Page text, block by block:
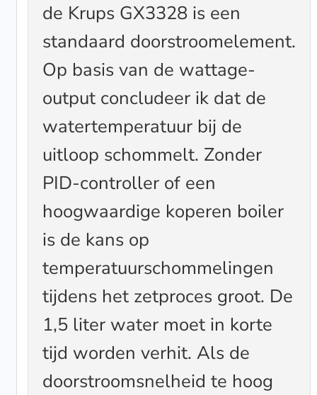
de Krups GX3328 is een
standaard doorstroomelement.
Op basis van de wattage-
output concludeer ik dat de
watertemperatuur bij de
uitloop schommelt. Zonder
PID-controller of een
hoogwaardige koperen boiler
is de kans op
temperatuurschommelingen
tijdens het zetproces groot. De
1,5 liter water moet in korte
tijd worden verhit. Als de
doorstroomsnelheid te hoog